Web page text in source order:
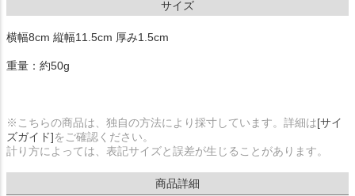
サイズ
横幅8cm 縦幅11.5cm 厚み1.5cm
重量：約50g
※こちらの商品は、独自の方法により採寸しています。詳細は[サイ
ズガイド]をご確認ください。
計り方によっては、表記サイズと誤差が生じることがあります。
商品詳細